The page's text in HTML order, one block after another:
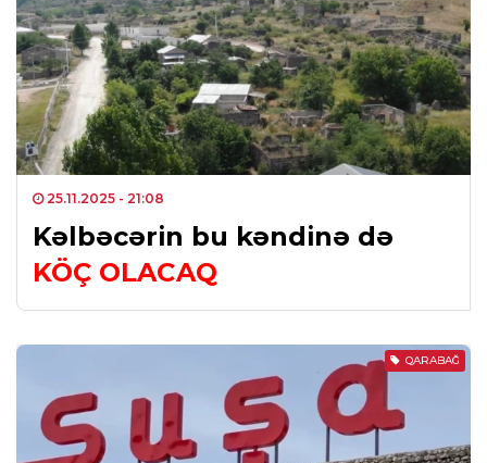
25.11.2025 - 21:08
Kəlbəcərin bu kəndinə də
KÖÇ OLACAQ
QARABAĞ